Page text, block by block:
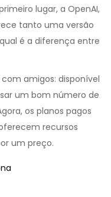
lugar, a OpenAI,
tanto uma versão
é a diferença entre
amigos: disponível
um bom número de
os planos pagos
recursos
um preço.